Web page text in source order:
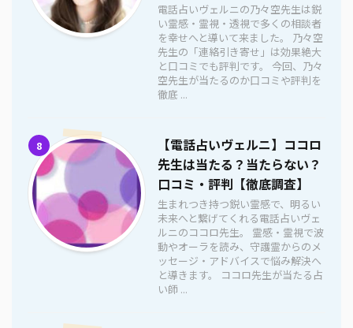
電話占いヴェルニの乃々空先生は鋭
い霊感・霊視・透視で多くの相談者
を幸せへと導いて来ました。 乃々空
先生の「連絡引き寄せ」は効果絶大
と口コミでも評判です。 今回、乃々
空先生が当たるのか口コミや評判を
徹底 ...
8
【電話占いヴェルニ】ココロ
先生は当たる？当たらない？
口コミ・評判【徹底調査】
生まれつき持つ鋭い霊感で、明るい
未来へと繋げてくれる電話占いヴェ
ルニのココロ先生。 霊感・霊視で波
動やオーラを読み、守護霊からのメ
ッセージ・アドバイスで悩み解決へ
と導きます。 ココロ先生が当たる占
い師 ...